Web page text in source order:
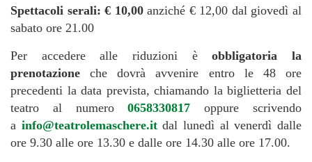
Spettacoli serali: € 10,00anziché € 12,00 dal giovedì al
sabato ore 21.00
Per accedere alle riduzioni èobbligatoria la
prenotazione che dovrà avvenire entro le 48 ore
precedenti la data prevista, chiamando la biglietteria del
teatro al numero0658330817 oppure scrivendo
a info@teatrolemaschere.itdal lunedì al venerdì dalle
ore 9.30 alle ore 13.30 e dalle ore 14.30 alle ore 17.00.